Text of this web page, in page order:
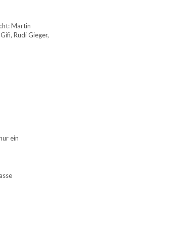
Martin
Rudi Gieger,
ein